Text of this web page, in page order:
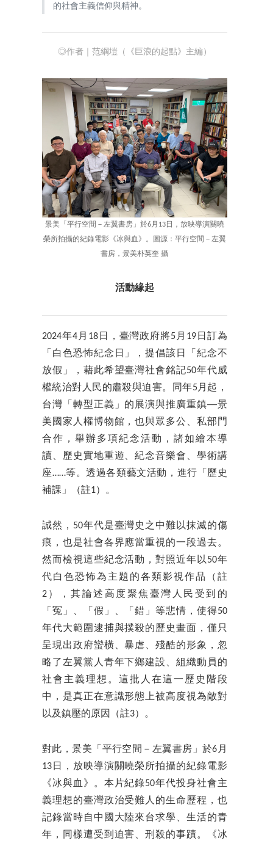
的社會主義信仰與精神。
◎作者｜范綱塏（《巨浪的起點》主編）
景美「平行空間－左翼書房」於6月13日，放映導演關曉
榮所拍攝的紀錄電影《冰與血》。圖源：平行空間－左翼
書房，景美朴英奎 攝
活動緣起
2024年4月18日，臺灣政府將5月19日訂為
「白色恐怖紀念日」，提倡該日「紀念不
放假」，藉此希望臺灣社會銘記50年代威
權統治對人民的肅殺與迫害。同年5月起，
台灣「轉型正義」的展演與推廣重鎮──景
美國家人權博物館，也與眾多公、私部門
合作，舉辦多項紀念活動，諸如繪本導
讀、歷史實地重遊、紀念音樂會、學術講
座……等。透過各類藝文活動，進行「歷史
補課」（註1）。
誠然，50年代是臺灣史之中難以抹滅的傷
痕，也是社會各界應當重視的一段過去。
然而檢視這些紀念活動，對照近年以50年
代白色恐怖為主題的各類影視作品（註
2），其論述高度聚焦臺灣人民受到的
「冤」、「假」、「錯」等悲情，使得50
年代大範圍逮捕與撲殺的歷史畫面，僅只
呈現出政府蠻橫、暴虐、殘酷的形象，忽
略了左翼黨人青年下鄉建設、組織動員的
社會主義理想。這批人在這一歷史階段
中，是真正在意識形態上被高度視為敵對
以及鎮壓的原因（註3）。
對此，景美「平行空間－左翼書房」於6月
13日，放映導演關曉榮所拍攝的紀錄電影
《冰與血》。本片紀錄50年代投身社會主
義理想的臺灣政治受難人的生命歷程，也
記錄當時自中國大陸來台求學、生活的青
年，同樣遭受到迫害、刑殺的事蹟。《冰